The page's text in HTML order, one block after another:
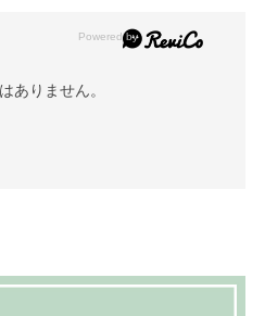
ありません。